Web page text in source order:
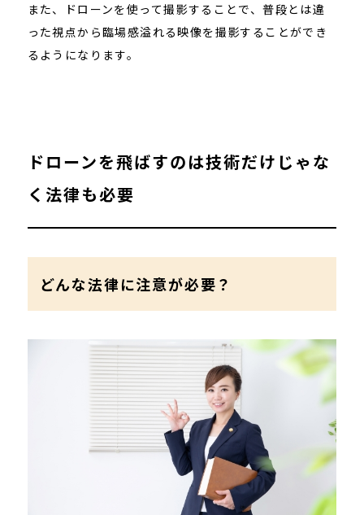
また、ドローンを使って撮影することで、普段とは違
った視点から臨場感溢れる映像を撮影することができ
るようになります。
ドローンを飛ばすのは技術だけじゃな
く法律も必要
どんな法律に注意が必要？